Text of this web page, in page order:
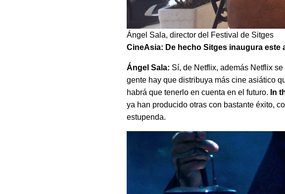
Ángel Sala, director del Festival de Sitges
CineAsia: De hecho Sitges inaugura
Ángel Sala: Sí, de Netflix, además Netflix
gente hay que distribuya más cine asiático
habrá que tenerlo en cuenta en el futuro. In
ya han producido otras con bastante éxito,
estupenda.